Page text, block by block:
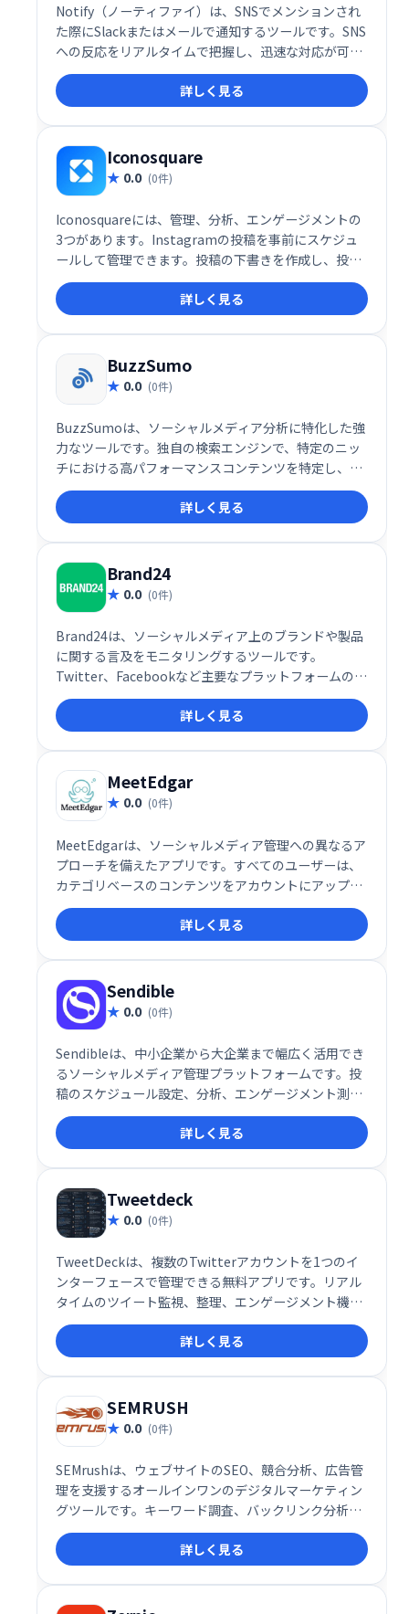
Notify（ノーティファイ）は、SNSでメンションされ
た際にSlackまたはメールで通知するツールです。SNS
への反応をリアルタイムで把握し、迅速な対応が可能
になります。SNSマーケティングの効率化に役立ち、
見逃すことなく顧客とのエンゲージメントを高めま
す。
詳しく見る
Iconosquare
0.0 (0件)
Iconosquareには、管理、分析、エンゲージメントの
3つがあります。Instagramの投稿を事前にスケジュ
ールして管理できます。投稿の下書きを作成し、投稿
したいときにIconosquareに投稿させます。
詳しく見る
BuzzSumo
0.0 (0件)
BuzzSumoは、ソーシャルメディア分析に特化した強
力なツールです。独自の検索エンジンで、特定のニッ
チにおける高パフォーマンスコンテンツを特定し、分
析できます。成功率に基づきコンテンツソースをリス
ト化し、効果的なソーシャルメディア戦略立案を支援
します。
詳しく見る
Brand24
0.0 (0件)
Brand24は、ソーシャルメディア上のブランドや製品
に関する言及をモニタリングするツールです。
Twitter、Facebookなど主要なプラットフォームの情
報を収集・分析し、ブランドの評判や顧客の意見をリ
アルタイムで把握できます。 ネガティブな意見への迅
速な対応や、ポジティブなフィードバックの活用によ
るマーケティング戦略の改善に役立ちます。
詳しく見る
MeetEdgar
0.0 (0件)
MeetEdgarは、ソーシャルメディア管理への異なるア
プローチを備えたアプリです。すべてのユーザーは、
カテゴリベースのコンテンツをアカウントにアップロ
ードし、アカウントがコンテンツを投稿したい時間帯
を作成するだけです。詳しく見る
Sendible
0.0 (0件)
Sendibleは、中小企業から大企業まで幅広く活用でき
るソーシャルメディア管理プラットフォームです。投
稿のスケジュール設定、分析、エンゲージメント測定
など、ソーシャルメディアマーケティングに必要な機
能を一つのダッシュボードで管理できます。ROI測定
も可能で、効果的なソーシャルメディア戦略の実現を
支援します。
詳しく見る
Tweetdeck
0.0 (0件)
TweetDeckは、複数のTwitterアカウントを1つのイ
ンターフェースで管理できる無料アプリです。リアル
タイムのツイート監視、整理、エンゲージメント機能
を備え、企業のソーシャルメディア戦略を効率化しま
す。複数のアカウントを同時管理し、迅速な対応と効
果的な情報発信を実現します。
詳しく見る
SEMRUSH
0.0 (0件)
SEMrushは、ウェブサイトのSEO、競合分析、広告管
理を支援するオールインワンのデジタルマーケティン
グツールです。キーワード調査、バックリンク分析、
サイトオーディットなど、幅広い機能を提供し、オン
ライン上のプレゼンス向上をサポートします。効果的
なデジタルマーケティング戦略の実現に貢献します。
詳しく見る